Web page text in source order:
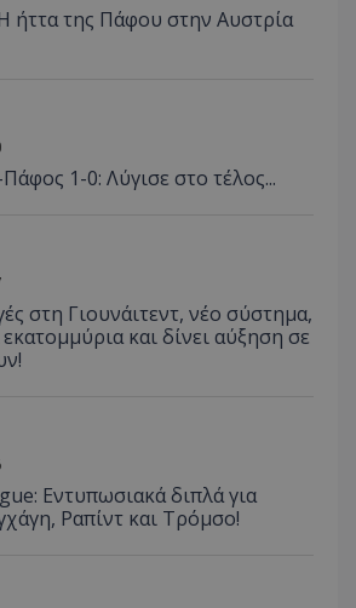
ήττα της Πάφου στην Αυστρία
1-0: Λύγισε στο τέλος...
στη Γιουνάιτεντ, νέο σύστημα,
και δίνει αύξηση σε
Εντυπωσιακά διπλά για
Ραπίντ και Τρόμσο!